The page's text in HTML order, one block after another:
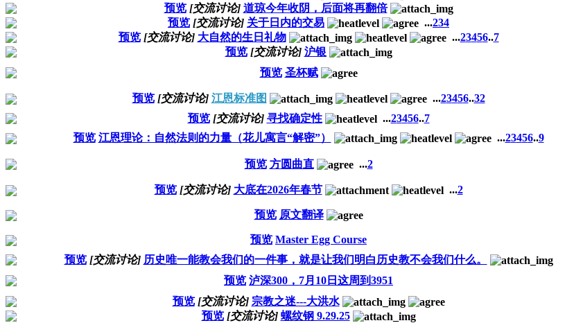
预览 [交流讨论] 道琼今年收阴，后面将再翻倍
预览 [交流讨论] 关于日内的交易 ...234
预览 [交流讨论] 大自然的生日礼物 ...23456..7
预览 [交流讨论] 沪银
预览 圣杯赋
预览 [交流讨论] 江恩标准图 ...23456..32
预览 [交流讨论] 寻找确定性 ...23456..7
预览 江恩理论：自然法则的力量（花儿寓言“解密”） ...23456..9
预览 方圆曲直 ...2
预览 [交流讨论] 大底在2026年春节 ...2
预览 原文翻译
预览 Master Egg Course
预览 [交流讨论] 历史唯一能教会我们的一件事，就是让我们明白历史教不会我们什么。
预览 泸深300，7月10日这周到3951
预览 [交流讨论] 宗教之迷---大洪水
预览 [交流讨论] 螺纹钢 9.29.25